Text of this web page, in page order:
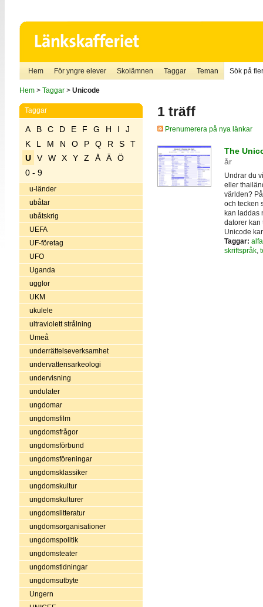
Hem För yngre elever Skolämnen Taggar Teman Sök på
Hem> Taggar> Unicode
Taggar
A B C D E F G H I
J
K
L M N O P Q R S
T
U
V W X Y Z Å Ä
Ö
0 - 9
u-länder
ubåtar
ubåtskrig
UEFA
UF-företag
UFO
Uganda
ugglor
UKM
ukulele
ultraviolett strålning
Umeå
underrättelseverksamhet
undervattensarkeologi
undervisning
undulater
ungdomar
ungdomsfilm
ungdomsfrågor
ungdomsförbund
ungdomsföreningar
ungdomsklassiker
ungdomskultur
ungdomskulturer
ungdomslitteratur
ungdomsorganisationer
ungdomspolitik
ungdomsteater
ungdomstidningar
ungdomsutbyte
Ungern
1 träff
Prenumerera på nya länkar
The
år
Undrar du
eller
världen?
och tecken
kan laddas
datorer kan
Unicode
Taggar:
skriftspråk,